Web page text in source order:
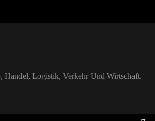
Handel, Logistik, Verkehr Und Wirtschaft.